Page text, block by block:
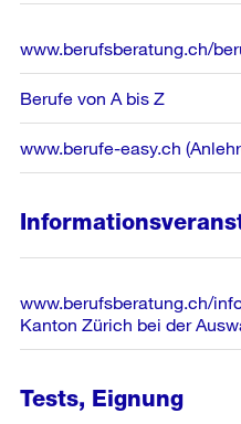
www.berufsberatung.ch/
Berufe von A bis Z
www.berufe-easy.ch
www.berufsberatung.ch/
Kanton Zürich bei der
Tests, Eignung